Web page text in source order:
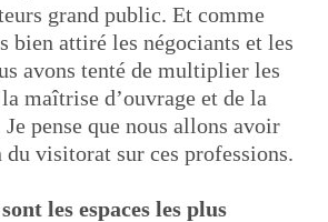
grand public. Et comme
bien attiré les négociants et les
avons tenté de multiplier les
maîtrise d’ouvrage et de la
pense que nous allons avoir
du visitorat sur ces professions.
les espaces les plus